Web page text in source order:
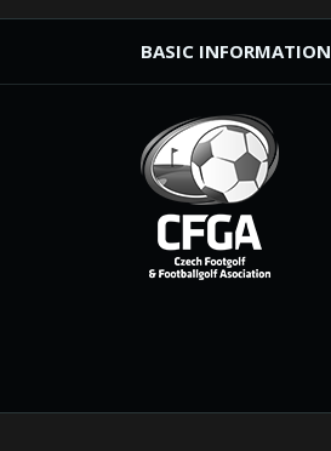
BASIC INFORMATION